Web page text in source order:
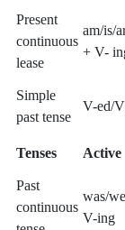
Present
continuous
lease
am/is/
+ V-
Simple
past tense
V-ed/V
Tenses Active
Past
continuous
was/
V-ing